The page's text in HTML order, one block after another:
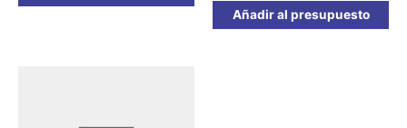
Añadir al presupuesto